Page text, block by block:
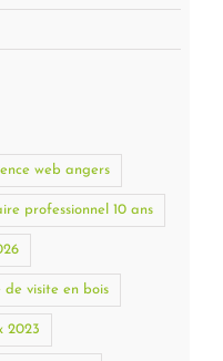
web angers
professionnel 10 ans
de visite en bois
2023